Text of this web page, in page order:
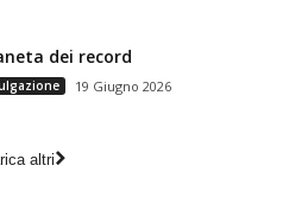
dei record
19 Giugno 2026
altri